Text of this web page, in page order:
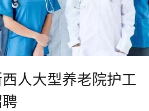
人大型养老院护工